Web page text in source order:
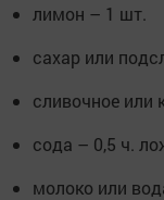
лимон – 1 шт.
сахар или
сливочное или
сода – 0,5 ч.
молоко или